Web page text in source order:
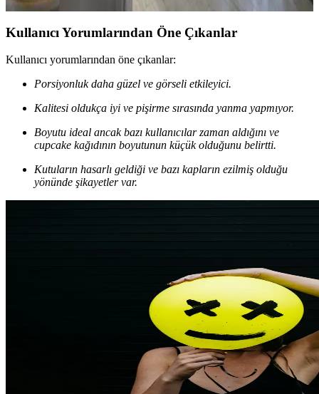
Kullanıcı Yorumlarından Öne Çıkanlar
Kullanıcı yorumlarından öne çıkanlar:
Porsiyonluk daha güzel ve görseli etkileyici.
Kalitesi oldukça iyi ve pişirme sırasında yanma yapmıyor.
Boyutu ideal ancak bazı kullanıcılar zaman aldığını ve
cupcake kağıdının boyutunun küçük olduğunu belirtti.
Kutuların hasarlı geldiği ve bazı kapların ezilmiş olduğu
yönünde şikayetler var.